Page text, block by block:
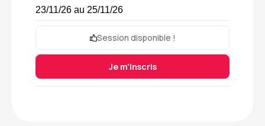
23/11/26 au 25/11/26
Session disponible !
Je m'inscris